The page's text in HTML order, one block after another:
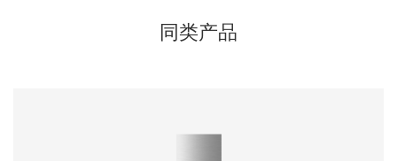
同类产品